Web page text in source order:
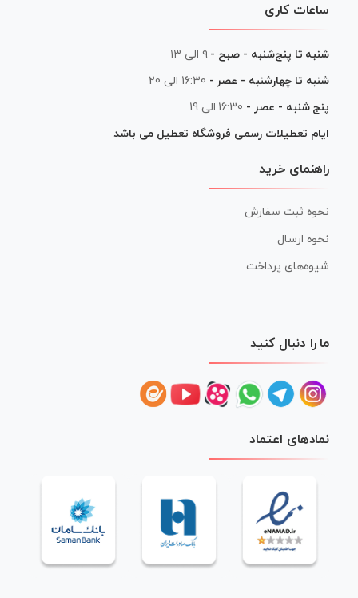
ساعات کاری
شنبه تا پنج‌شنبه - صبح - ۹ الی ۱۳
شنبه تا چهارشنبه - عصر - 16:30 الی 20
پنج شنبه - عصر - 16:30 الی 19
ایام تعطیلات رسمی فروشگاه تعطیل می باشد
راهنمای خرید
نحوه ثبت سفارش
نحوه ارسال
شیوه‌های پرداخت
ما را دنبال کنید
نمادهای اعتماد